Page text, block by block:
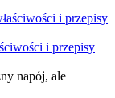
i przepisy
napój, ale